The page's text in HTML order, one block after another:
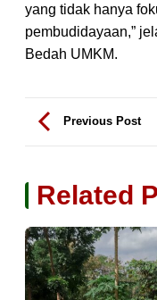
yang tidak hanya
pembudidayaan,”
Bedah UMKM.
Previous Post
Related